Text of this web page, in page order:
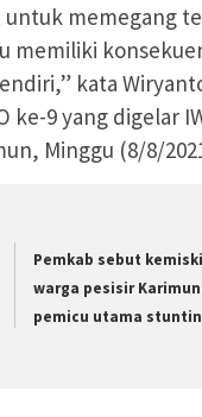
memegang
memiliki
kata
ke-9 yang digelar
Minggu (8/8/
Pemkab sebut
warga pesisir
pemicu utama